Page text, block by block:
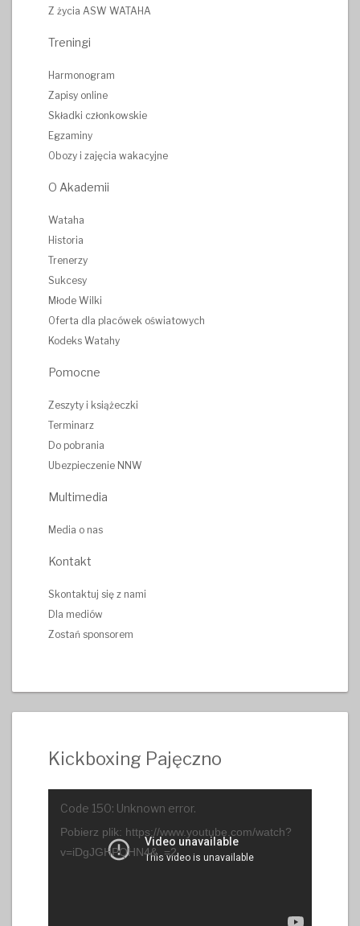
Z życia ASW WATAHA
Treningi
Harmonogram
Zapisy online
Składki członkowskie
Egzaminy
Obozy i zajęcia wakacyjne
O Akademii
Wataha
Historia
Trenerzy
Sukcesy
Młode Wilki
Oferta dla placówek oświatowych
Kodeks Watahy
Pomocne
Zeszyty i książeczki
Terminarz
Do pobrania
Ubezpieczenie NNW
Multimedia
Media o nas
Kontakt
Skontaktuj się z nami
Dla mediów
Zostań sponsorem
Kickboxing Pajęczno
Code 150: Unknown error.
Pobierz plik: https://www.youtube.com/watch?
v=iDgJGHPQHN4&_=2